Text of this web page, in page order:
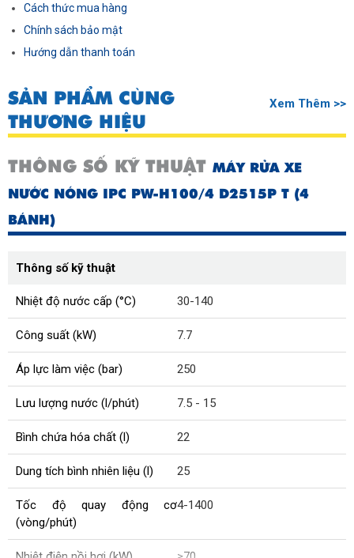
Cách thức mua hàng
Chính sách bảo mật
Hướng dẫn thanh toán
SẢN PHẨM CÙNG
THƯƠNG HIỆU
Xem Thêm >>
THÔNG SỐ KỸ THUẬT MÁY RỬA XE
NƯỚC NÓNG IPC PW-H100/4 D2515P T (4
BÁNH)
Thông số kỹ thuật
Nhiệt độ nước cấp (°C) 30-140
Công suất (kW) 7.7
Áp lực làm việc (bar) 250
Lưu lượng nước (l/phút) 7.5 - 15
Bình chứa hóa chất (l) 22
Dung tích bình nhiên liệu (l) 25
Tốc độ quay động cơ
(vòng/phút)
4-1400